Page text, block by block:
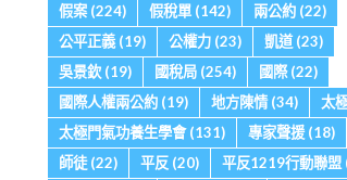
假案(224) 假稅單 (142) 兩公約 (22)
公平正義 (19) 公權力 (23) 凱道(23)
吳景欽 (19) 國稅局 (254) 國際(22)
國際人權兩公約 (19) 地方陳情(34) 太
太極門氣功養生學會(131) 專家聲援(18)
師徒(22) 平反 (20) 平反1219行動聯盟